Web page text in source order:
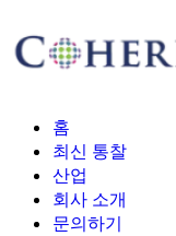
홈
최신 통찰
산업
회사 소개
문의하기